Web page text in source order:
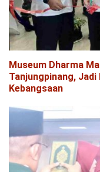
Museum Dharma
Tanjungpinang,
Kebangsaan